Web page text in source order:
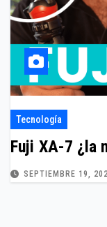
Tecnología
Fuji XA-7 ¿la
SEPTIEMBRE 19,